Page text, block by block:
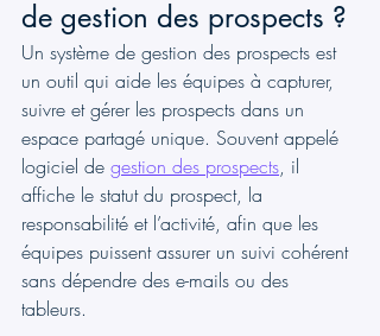
de gestion des prospects ?
Un système de gestion des prospects est
un outil qui aide les équipes à capturer,
suivre et gérer les prospects dans un
espace partagé unique. Souvent appelé
logiciel de gestion des prospects, il
affiche le statut du prospect, la
responsabilité et l’activité, afin que les
équipes puissent assurer un suivi cohérent
sans dépendre des e-mails ou des
tableurs.